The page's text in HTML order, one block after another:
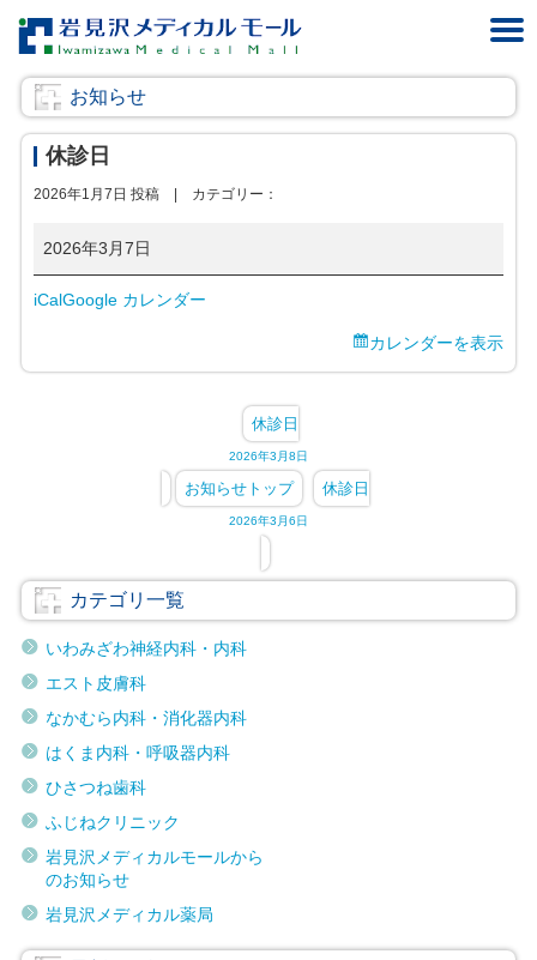
お知らせ
休診日
2026年1月7日 投稿 | カテゴリー：
日
2026年3月7日
iCalGoogle カレンダー
カレンダーを表示
休診日
2026年3月8日
お知らせトップ 休診日
2026年3月6日
カテゴリ一覧
いわみざわ神経内科・内科
エスト皮膚科
なかむら内科・消化器内科
はくま内科・呼吸器内科
ひさつね歯科
ふじねクリニック
岩見沢メディカルモールから
のお知らせ
岩見沢メディカル薬局